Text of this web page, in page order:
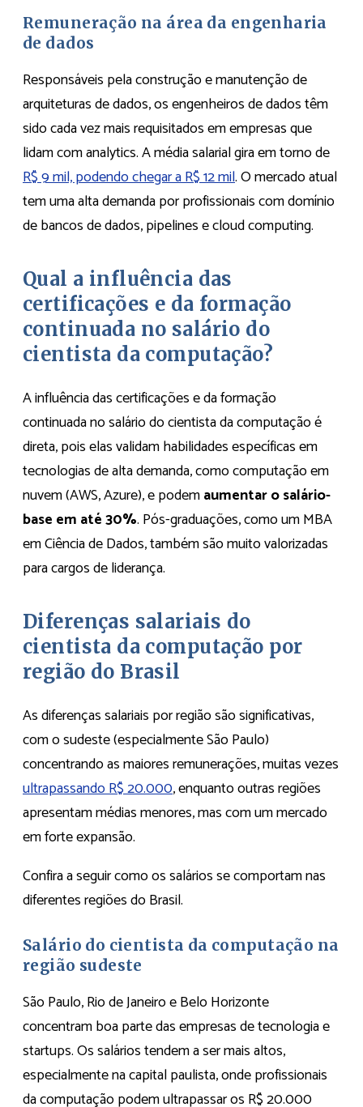
Remuneração na área da engenharia
de dados
Responsáveis pela construção e manutenção de
arquiteturas de dados, os engenheiros de dados têm
sido cada vez mais requisitados em empresas que
lidam com analytics. A média salarial gira em torno de
R$ 9 mil, podendo chegar a R$ 12 mil. O mercado atual
tem uma alta demanda por profissionais com domínio
de bancos de dados, pipelines e cloud computing.
Qual a influência das
certificações e da formação
continuada no salário do
cientista da computação?
A influência das certificações e da formação
continuada no salário do cientista da computação é
direta, pois elas validam habilidades específicas em
tecnologias de alta demanda, como computação em
nuvem (AWS, Azure), e podemaumentar o salário-
base em até 30%. Pós-graduações, como um MBA
em Ciência de Dados, também são muito valorizadas
para cargos de liderança.
Diferenças salariais do
cientista da computação por
região do Brasil
As diferenças salariais por região são significativas,
com o sudeste (especialmente São Paulo)
concentrando as maiores remunerações, muitas vezes
ultrapassando R$ 20.000, enquanto outras regiões
apresentam médias menores, mas com um mercado
em forte expansão.
Confira a seguir como os salários se comportam nas
diferentes regiões do Brasil.
Salário do cientista da computação na
região sudeste
São Paulo, Rio de Janeiro e Belo Horizonte
concentram boa parte das empresas de tecnologia e
startups. Os salários tendem a ser mais altos,
especialmente na capital paulista, onde profissionais
da computação podem ultrapassar os R$ 20.000